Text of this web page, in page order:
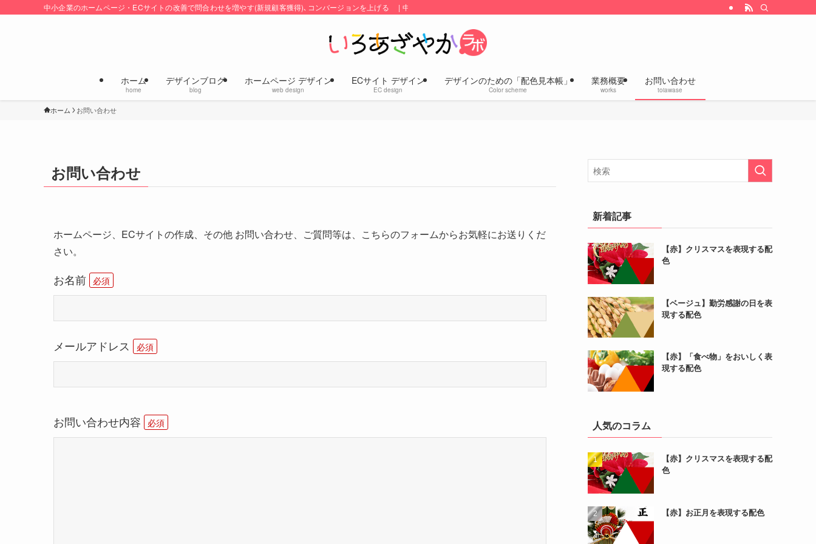
中小企業のホームページ・ECサイトの改善で問合わせを増やす(新規顧客獲得)､コンバージョンを上げる | 中小企業のホームページ・ECサイトの改善、企画デザインの「いろあざやかラボ」
ホーム
home
デザインブログ
blog
ホームページ デザイン
web design
ECサイト デザイン
EC design
デザインのための「配色見本帳」
Color scheme
業務概要
works
お問い合わせ
toiawase
ホーム お問い合わせ
お問い合わせ
ホームページ、ECサイトの作成、その他 お問い合わせ、ご質問等は、こちらのフォームからお気軽にお送りくだ
さい。
お名前 必須
メールアドレス 必須
お問い合わせ内容 必須
新着記事
【赤】クリスマスを表現する配
色
【ベージュ】勤労感謝の日を表
現する配色
【赤】「食べ物」をおいしく表
現する配色
人気のコラム
【赤】クリスマスを表現する配
色
【赤】お正月を表現する配色